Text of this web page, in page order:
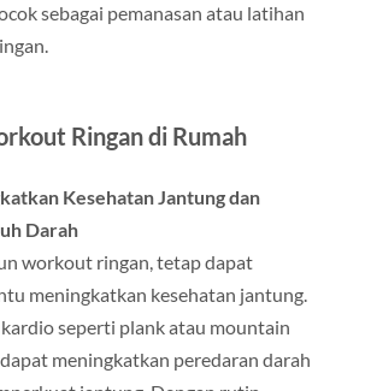
sebagai pemanasan atau latihan
Ringan di Rumah
Kesehatan Jantung dan
Darah
workout ringan, tetap dapat
meningkatkan kesehatan jantung.
seperti plank atau mountain
meningkatkan peredaran darah